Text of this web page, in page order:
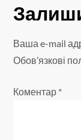
г
а
ц
і
Ваша e-mail
Обов’язкові
Коментар *